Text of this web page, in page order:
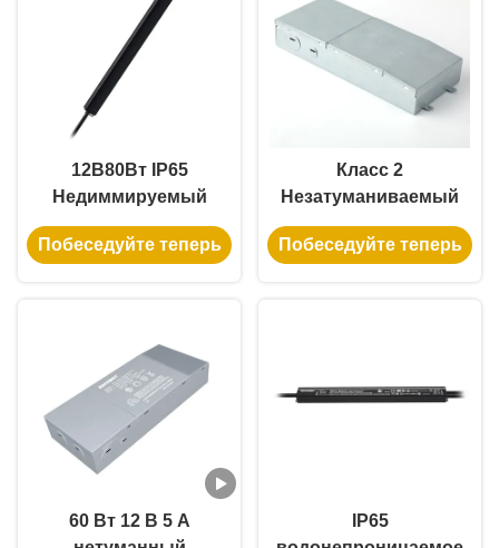
драйвер
12В80Вт IP65
Недиммируемый
светодиодный
драйвер в
Побеседуйте теперь
Класс 2
Незатуманиваемый
диодный драйвер
постоянного тока
Побеседуйте теперь
60 Вт 12 В 5 А
IP65